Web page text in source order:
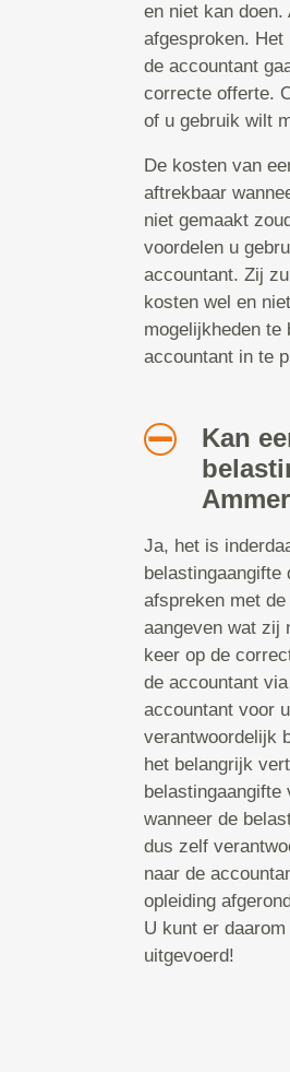
en niet kan
afgesproken.
de accountant
correcte offerte.
of u gebruik wilt
De kosten van
aftrekbaar
niet gemaakt
voordelen u
accountant. Zij
kosten wel en
mogelijkheden te
accountant in te
Kan
Ja, het is
belastingaangifte
afspreken met
aangeven wat zij
keer op de
de accountant
accountant voor
verantwoordelijk
het belangrijk
belastingaangifte
wanneer de
dus zelf
naar de
opleiding
U kunt er
uitgevoerd!